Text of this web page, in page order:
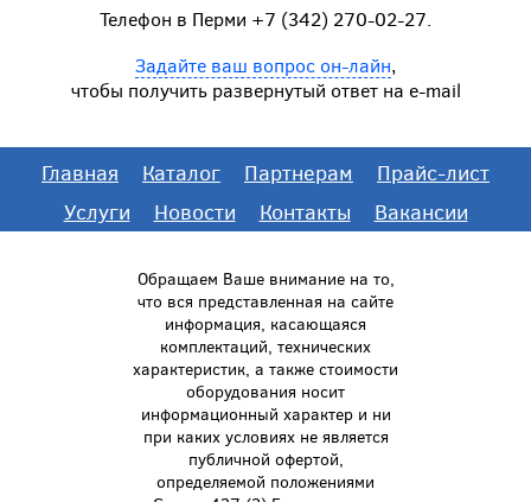
Телефон в Перми +7 (342) 270-02-27.
Задайте ваш вопрос он-лайн,
чтобы получить развернутый ответ на e-mail
Главная Каталог Партнерам
Прайс-лист
Услуги
Новости Контакты Вакансии
Обращаем Ваше внимание на то,
что вся представленная на сайте
информация, касающаяся
комплектаций, технических
характеристик, а также стоимости
оборудования носит
информационный характер и ни
при каких условиях не является
публичной офертой,
определяемой положениями